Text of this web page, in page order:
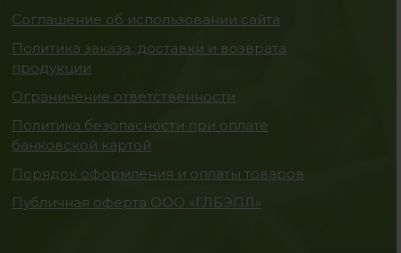
Соглашение об использовании сайта
Политика заказа, доставки и возврата
продукции
Ограничение ответственности
Политика безопасности при оплате
банковской картой
Порядок оформления и оплаты товаров
Публичная оферта ООО «ГЛБЭПЛ»